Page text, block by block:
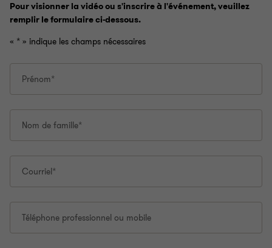
Pour visionner la vidéo ou s'inscrire à l'événement, veuillez
remplir le formulaire ci-dessous.
« * » indique les champs nécessaires
Prénom*
Nom de famille*
Courriel*
Téléphone professionnel ou mobile